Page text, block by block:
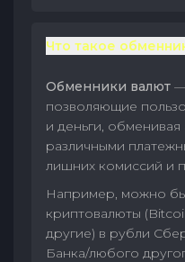
Что такое
Обменники валют —
позволяющие
и деньги,
различными
лишних комиссий и
Например, можно
криптовалюты
другие) в рубли
Банка/любого